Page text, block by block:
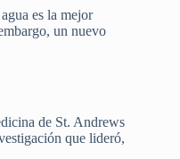
es la mejor
un nuevo
de St. Andrews
que lideró,